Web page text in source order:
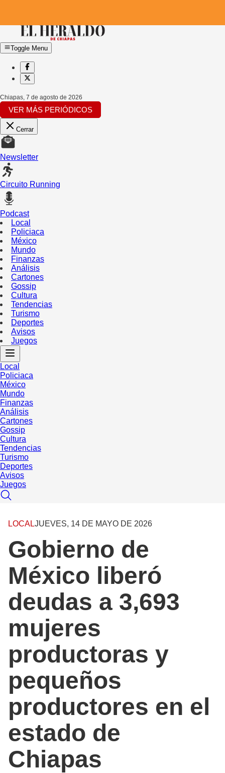
Toggle Menu
Chiapas, 7 de agosto de 2026
VER MÁS PERIÓDICOS
Cerrar
Newsletter
Circuito Running
Podcast
Local
Policiaca
México
Mundo
Finanzas
Análisis
Cartones
Gossip
Cultura
Tendencias
Turismo
Deportes
Avisos
Juegos
Local
Policiaca
México
Mundo
Finanzas
Análisis
Cartones
Gossip
Cultura
Tendencias
Turismo
Deportes
Avisos
Juegos
LOCALJUEVES, 14 DE MAYO DE 2026
Gobierno de
México liberó
deudas a 3,693
mujeres
productoras y
pequeños
productores en el
estado de
Chiapas